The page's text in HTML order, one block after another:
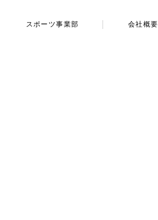
スポーツ事業部 会社概要